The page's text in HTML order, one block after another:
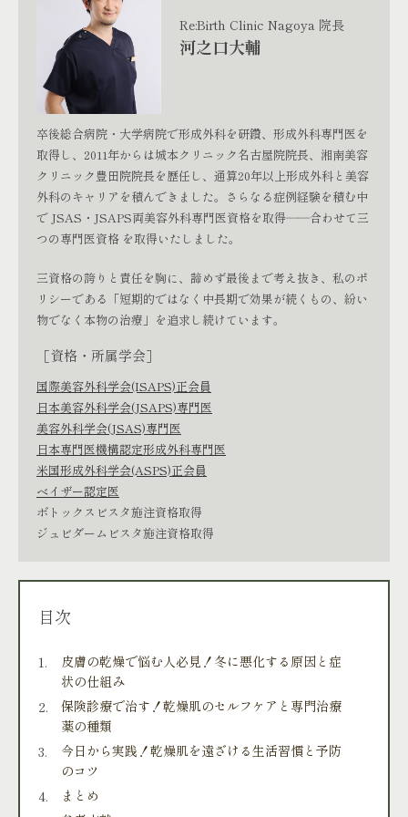
Re:Birth Clinic Nagoya 院長
河之口大輔
［資格・所属学会］
国際美容外科学会(ISAPS)正会員
日本美容外科学会(JSAPS)専門医
美容外科学会(JSAS)専門医
日本専門医機構認定形成外科専門医
米国形成外科学会(ASPS)正会員
ベイザー認定医
ボトックスビスタ施注資格取得
ジュビダームビスタ施注資格取得
卒後総合病院・大学病院で形成外科を研鑽、形成外科専門医を
取得し、2011年からは城本クリニック名古屋院院長、湘南美容
クリニック豊田院院長を歴任し、通算20年以上形成外科と美容
外科のキャリアを積んできました。さらなる症例経験を積む中
で JSAS・JSAPS両美容外科専門医資格を取得――合わせて三
つの専門医資格 を取得いたしました。
三資格の誇りと責任を胸に、諦めず最後まで考え抜き、私のポ
リシーである「短期的ではなく中長期で効果が続くもの、紛い
物でなく本物の治療」を追求し続けています。
目次
皮膚の乾燥で悩む人必見！冬に悪化する原因と症
状の仕組み
保険診療で治す！乾燥肌のセルフケアと専門治療
薬の種類
今日から実践！乾燥肌を遠ざける生活習慣と予防
のコツ
まとめ